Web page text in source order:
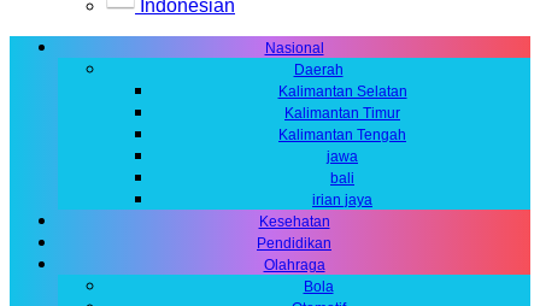
Indonesian
Nasional
Daerah
Kalimantan Selatan
Kalimantan Timur
Kalimantan Tengah
jawa
bali
irian jaya
Kesehatan
Pendidikan
Olahraga
Bola